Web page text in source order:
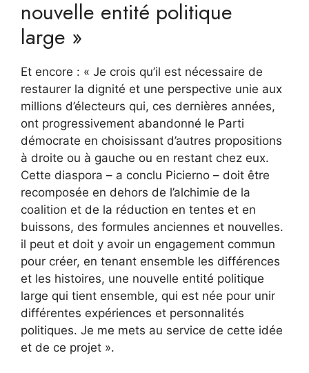
nouvelle entité politique
large »
Et encore : « Je crois qu’il est nécessaire de
restaurer la dignité et une perspective unie aux
millions d’électeurs qui, ces dernières années,
ont progressivement abandonné le Parti
démocrate en choisissant d’autres propositions
à droite ou à gauche ou en restant chez eux.
Cette diaspora – a conclu Picierno – doit être
recomposée en dehors de l’alchimie de la
coalition et de la réduction en tentes et en
buissons, des formules anciennes et nouvelles.
il peut et doit y avoir un engagement commun
pour créer, en tenant ensemble les différences
et les histoires, une nouvelle entité politique
large qui tient ensemble, qui est née pour unir
différentes expériences et personnalités
politiques. Je me mets au service de cette idée
et de ce projet ».